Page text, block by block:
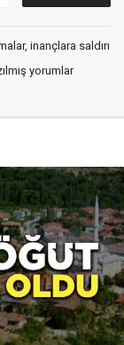
inançlara saldırı
yorumlar